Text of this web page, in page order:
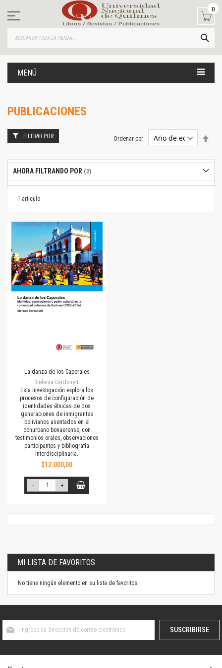
contenido
0
MENÚ
PUBLICACIONES
1 artículo
Ordenar por
La danza de los Caporales
Stefania Cardonetti
Esta investigación explora los
procesos de configuración de
identidades étnicas de dos
generaciones de inmigrantes
bolivianos asentados en el
conurbano bonaerense, con
testimonios orales, observaciones
participantes y bibliografía
interdisciplinaria.
$12.000,00
- +
FILTRAR POR
AHORA FILTRANDO POR
MI LISTA DE FAVORITOS
No tiene ningún elemento en su lista de favoritos.
boletín
SUSCRIBIRSE